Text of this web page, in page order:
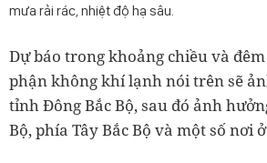
mưa rải rác, nhiệt độ hạ sâu.
Dự báo trong khoảng chiều và
phận không khí lạnh nói trên sẽ
tỉnh Đông Bắc Bộ, sau đó ảnh
Bộ, phía Tây Bắc Bộ và một số nơi